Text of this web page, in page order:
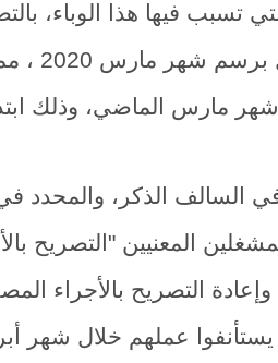
تسبب فيها هذا الوباء،
الماضي، وذلك ابتداء من 08
على المشغلين المعنيين
من فاتح أبريل 2020، وإعادة